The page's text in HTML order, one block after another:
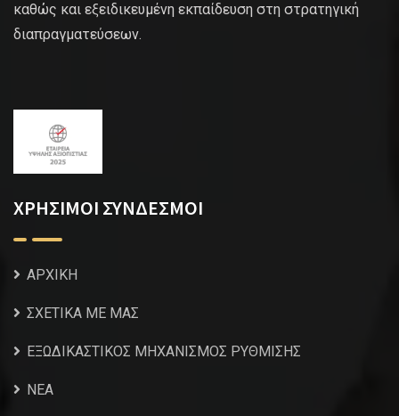
καθώς και εξειδικευμένη εκπαίδευση στη στρατηγική
διαπραγματεύσεων.
ΧΡΗΣΙΜΟΙ ΣΥΝΔΕΣΜΟΙ
ΑΡΧΙΚΗ
ΣΧΕΤΙΚΑ ΜΕ ΜΑΣ
ΕΞΩΔΙΚΑΣΤΙΚΟΣ ΜΗΧΑΝΙΣΜΟΣ ΡΥΘΜΙΣΗΣ
NEA